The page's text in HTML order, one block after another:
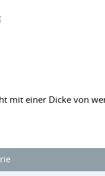
mit einer Dicke von